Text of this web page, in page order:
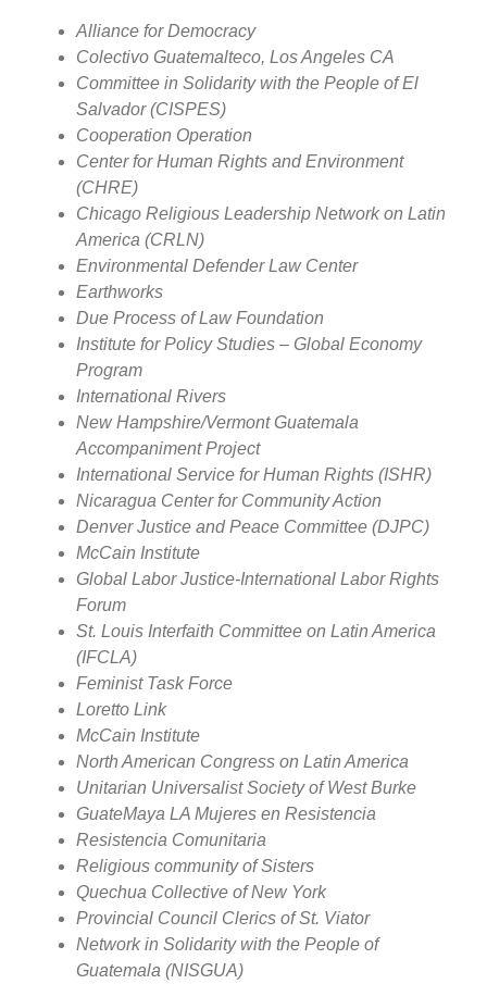
Alliance for Democracy
Colectivo Guatemalteco, Los Angeles CA
Committee in Solidarity with the People of El
Salvador (CISPES)
Cooperation Operation
Center for Human Rights and Environment
(CHRE)
Chicago Religious Leadership Network on Latin
America (CRLN)
Environmental Defender Law Center
Earthworks
Due Process of Law Foundation
Institute for Policy Studies – Global Economy
Program
International Rivers
New Hampshire/Vermont Guatemala
Accompaniment Project
International Service for Human Rights (ISHR)
Nicaragua Center for Community Action
Denver Justice and Peace Committee (DJPC)
McCain Institute
Global Labor Justice-International Labor Rights
Forum
St. Louis Interfaith Committee on Latin America
(IFCLA)
Feminist Task Force
Loretto Link
McCain Institute
North American Congress on Latin America
Unitarian Universalist Society of West Burke
GuateMaya LA Mujeres en Resistencia
Resistencia Comunitaria
Religious community of Sisters
Quechua Collective of New York
Provincial Council Clerics of St. Viator
Network in Solidarity with the People of
Guatemala (NISGUA)